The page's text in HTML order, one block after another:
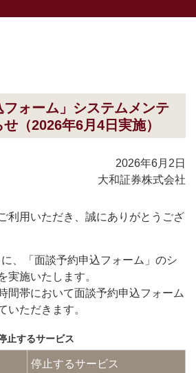
フォーム」システムメンテ
（2026年6月4日実施）
2026年6月2日
大和証券株式会社
利用いただき、誠にありがとうござ
、「面談予約申込フォーム」のシ
実施いたします。
間帯において面談予約申込フォーム
いただきます。
止するサービス
停止するサービス